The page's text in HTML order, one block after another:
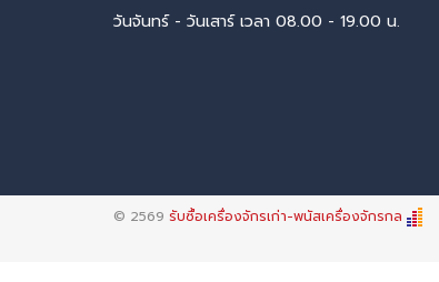
วันจันทร์ - วันเสาร์ เวลา 08.00 - 19.00 น.
© 2569 รับซื้อเครื่องจักรเก่า-พนัสเครื่องจักรกล